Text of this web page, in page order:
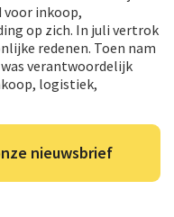
voor inkoop,
op zich. In juli vertrok
redenen. Toen nam
verantwoordelijk
logistiek,
nieuwsbrief